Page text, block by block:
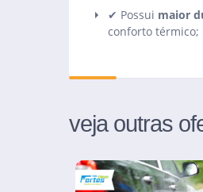
✔ Possui maior
conforto térmico;
veja outras